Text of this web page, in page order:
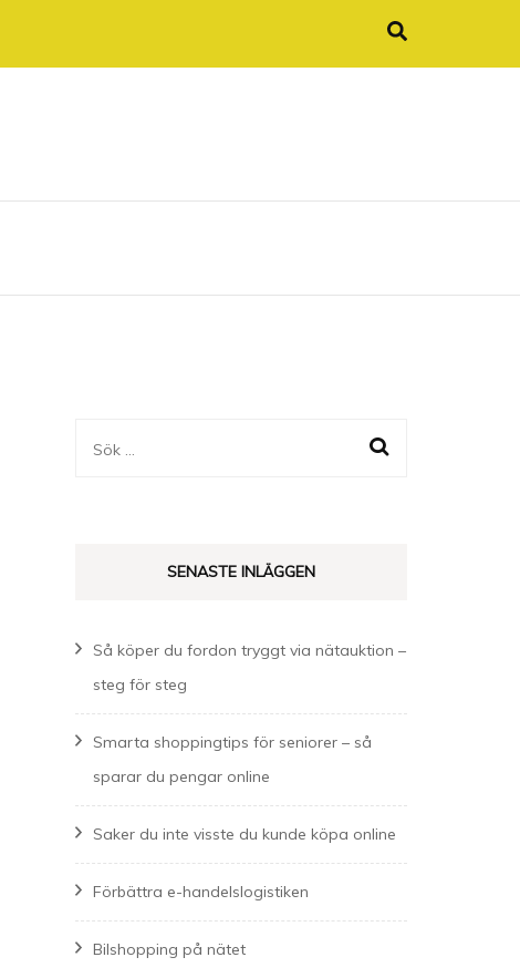
Sök
SENASTE INLÄGGEN
Så köper du fordon tryggt via nätauktion –
steg för steg
Smarta shoppingtips för seniorer – så
sparar du pengar online
Saker du inte visste du kunde köpa online
Förbättra e-handelslogistiken
Bilshopping på nätet